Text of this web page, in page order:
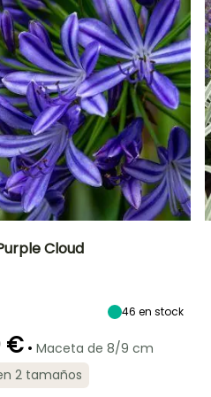
Periodo de
Cloud
46 en stock
€ • Maceta de 8/9 cm
2 tamaños